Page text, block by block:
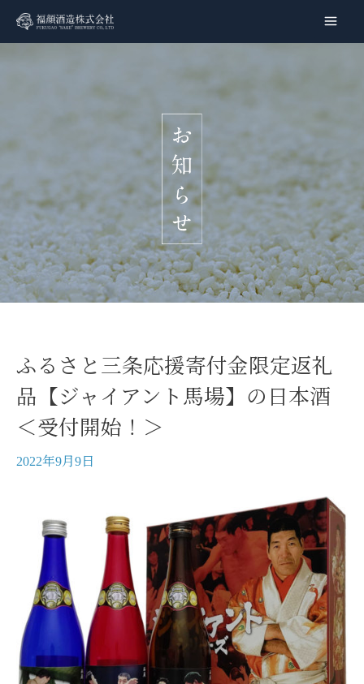
Main
ふるさと三条応援寄付金限定返礼
品【ジャイアント馬場】の日本酒
＜受付開始！＞
2022年9月9日